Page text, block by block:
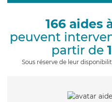
166 aides
peuvent
partir de
Sous réserve de leur